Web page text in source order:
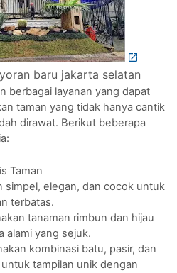
baru jakarta selatan
berbagai layanan yang dapat
taman yang tidak hanya cantik
dirawat. Berikut beberapa
Taman
simpel, elegan, dan cocok untuk
terbatas.
tanaman rimbun dan hijau
alami yang sejuk.
kombinasi batu, pasir, dan
tampilan unik dengan